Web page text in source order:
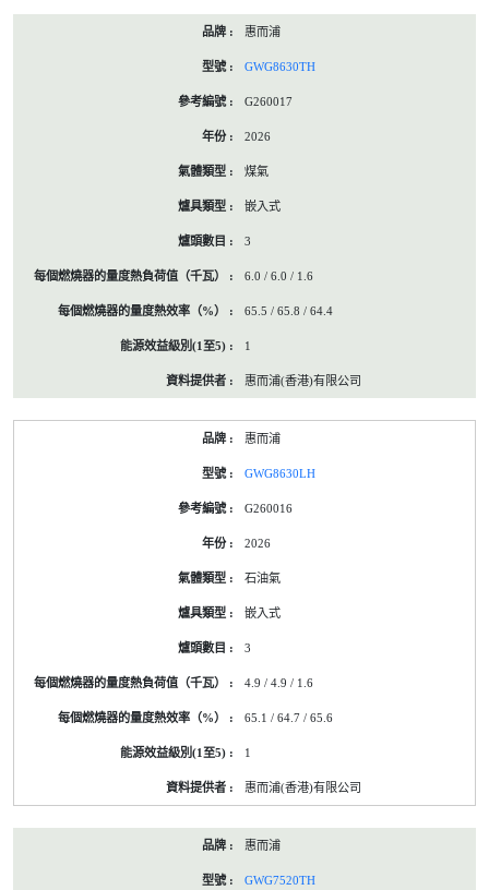
惠而浦
GWG8630TH
G260017
2026
煤氣
嵌入式
3
6.0 / 6.0 / 1.6
65.5 / 65.8 / 64.4
1
惠而浦(香港)有限公司
惠而浦
GWG8630LH
G260016
2026
石油氣
嵌入式
3
4.9 / 4.9 / 1.6
65.1 / 64.7 / 65.6
1
惠而浦(香港)有限公司
惠而浦
GWG7520TH